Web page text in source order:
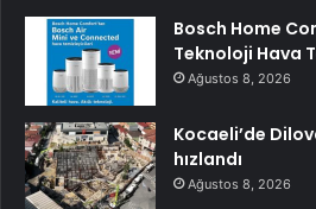
Bosch Home
Teknoloji Hava
Ağustos 8, 2026
Kocaeli’de
hızlandı
Ağustos 8, 2026